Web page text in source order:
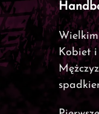
Kobiet i